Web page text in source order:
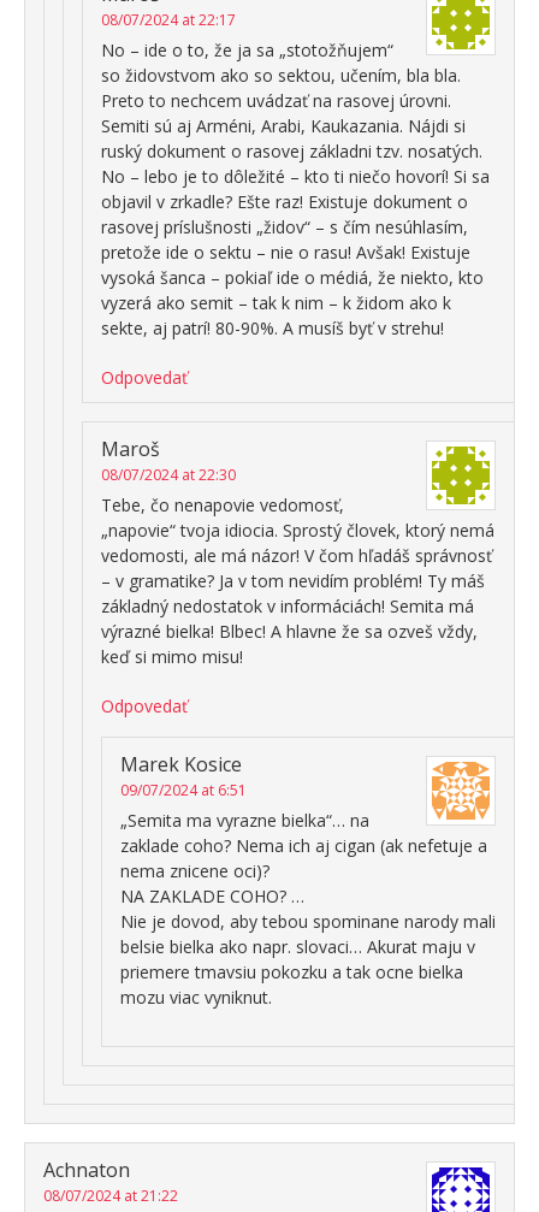
08/07/2024 at 22:17
No – ide o to, že ja sa „stotožňujem“
so židovstvom ako so sektou, učením, bla bla.
Preto to nechcem uvádzať na rasovej úrovni.
Semiti sú aj Arméni, Arabi, Kaukazania. Nájdi si
ruský dokument o rasovej základni tzv. nosatých.
No – lebo je to dôležité – kto ti niečo hovorí! Si sa
objavil v zrkadle? Ešte raz! Existuje dokument o
rasovej príslušnosti „židov“ – s čím nesúhlasím,
pretože ide o sektu – nie o rasu! Avšak! Existuje
vysoká šanca – pokiaľ ide o médiá, že niekto, kto
vyzerá ako semit – tak k nim – k židom ako k
sekte, aj patrí! 80-90%. A musíš byť v strehu!
Odpovedať
Maroš
08/07/2024 at 22:30
Tebe, čo nenapovie vedomosť,
„napovie“ tvoja idiocia. Sprostý človek, ktorý nemá
vedomosti, ale má názor! V čom hľadáš správnosť
– v gramatike? Ja v tom nevidím problém! Ty máš
základný nedostatok v informáciách! Semita má
výrazné bielka! Blbec! A hlavne že sa ozveš vždy,
keď si mimo misu!
Odpovedať
Marek Kosice
09/07/2024 at 6:51
„Semita ma vyrazne bielka“… na
zaklade coho? Nema ich aj cigan (ak nefetuje a
nema znicene oci)?
NA ZAKLADE COHO? …
Nie je dovod, aby tebou spominane narody mali
belsie bielka ako napr. slovaci… Akurat maju v
priemere tmavsiu pokozku a tak ocne bielka
mozu viac vyniknut.
Achnaton
08/07/2024 at 21:22